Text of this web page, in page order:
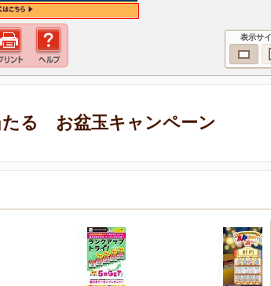
表示サ
たる お盆玉キャンペーン